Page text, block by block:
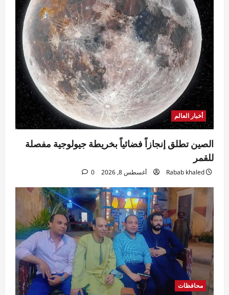
أخبار العالم
الصين تطلق إنجازاً فضائياً بخريطة جيولوجية مفصلة
للقمر
Rabab khaled أغسطس 8, 2026 0
محافظات